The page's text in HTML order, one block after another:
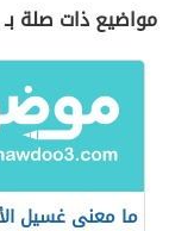
مواضيع ذات صلة
ما معنى غسيل